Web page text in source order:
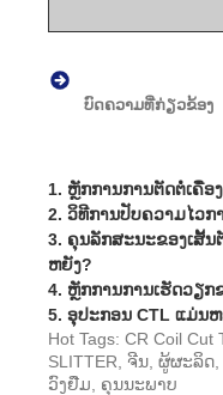
ບົດຄວາມທີ່ກ່ຽວຂ້ອງ
1. ຫຼັກການການຕັດຕໍ່ເຄື່ອ
2. ວິທີການປັບຄວາມໄວກ
3. ຄຸນລັກສະນະຂອງເສັ້
ຫຍັງ?
4. ຫຼັກການການເຮັດວຽກ
5. ອຸປະກອນ CTL ແມ່ນ
Hot Tags: CR Coil Cut
SLITTER, ຈີນ, ຜູ້ຜະລິດ
ວົງຢືມ, ຄຸນນະພາບ